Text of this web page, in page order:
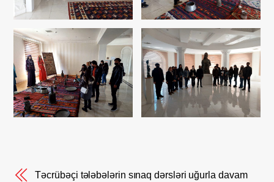
Təcrübəçi tələbələrin sınaq dərsləri uğurla davam